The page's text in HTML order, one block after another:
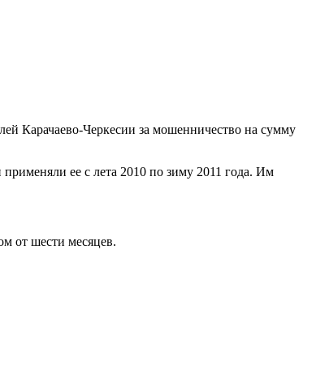
Карачаево-Черкесии за мошенничество на сумму
ее с лета 2010 по зиму 2011 года. Им
от шести месяцев.